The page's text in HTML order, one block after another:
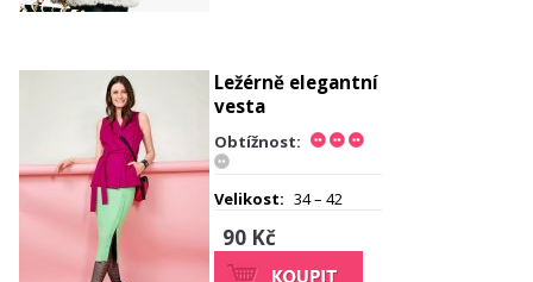
Ležérně elegantní
vesta
Obtížnost:
Velikost: 34 – 42
90 Kč